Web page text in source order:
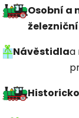
Osobní a
Návěstidlaa